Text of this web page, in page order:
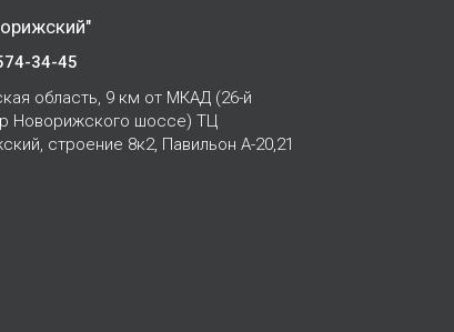
34-45
область, 9 км от МКАД (26-й
Новорижского шоссе) ТЦ
строение 8к2, Павильон А-20,21